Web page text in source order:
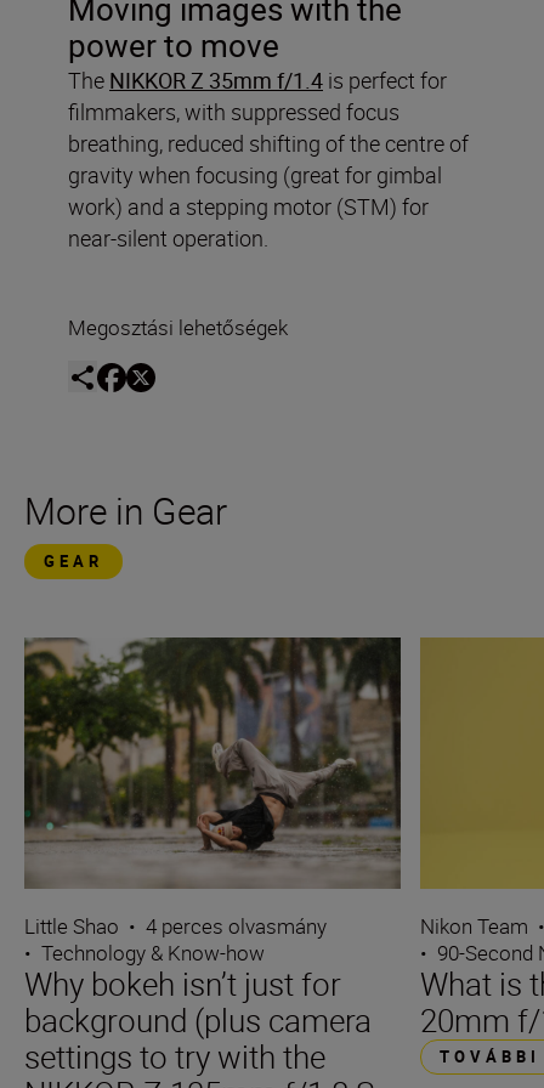
Moving images with the
power to move
The NIKKOR Z 35mm f/1.4 is perfect for
filmmakers, with suppressed focus
breathing, reduced shifting of the centre of
gravity when focusing (great for gimbal
work) and a stepping motor (STM) for
near-silent operation.
Megosztási lehetőségek
More in Gear
GEAR
Little Shao • 4 perces olvasmány
• Technology & Know-how
Why bokeh isn’t just for
background (plus camera
settings to try with the
Nikon Team
• 90-Second
What is
20mm f/